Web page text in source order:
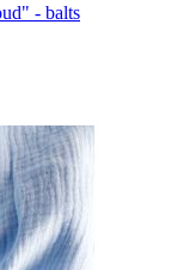
- balts